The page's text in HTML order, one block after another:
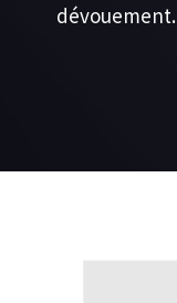
dévouement.